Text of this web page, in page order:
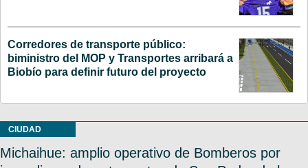
Corredores de transporte público:
biministro del MOP y Transportes arribará a
Biobío para definir futuro del proyecto
CIUDAD
Michaihue: amplio operativo de Bomberos por